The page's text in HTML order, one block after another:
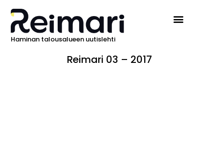
Haminan talousalueen uutislehti
Reimari 03 – 2017